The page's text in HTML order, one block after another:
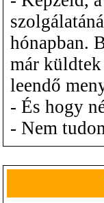
hónapban.
már
leendő
- És hogy
- Nem